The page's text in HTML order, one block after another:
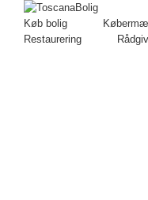
Køb bolig
Restaurering